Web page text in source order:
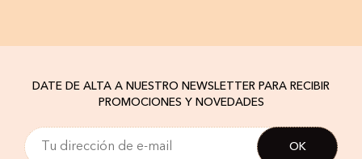
DATE DE ALTA A NUESTRO NEWSLETTER PARA RECIBIR
PROMOCIONES Y NOVEDADES